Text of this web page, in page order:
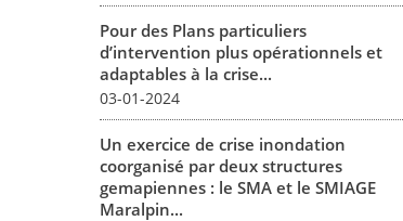
Pour des Plans particuliers
d’intervention plus opérationnels et
adaptables à la crise...
03-01-2024
Un exercice de crise inondation
coorganisé par deux structures
gemapiennes : le SMA et le SMIAGE
Maralpin...